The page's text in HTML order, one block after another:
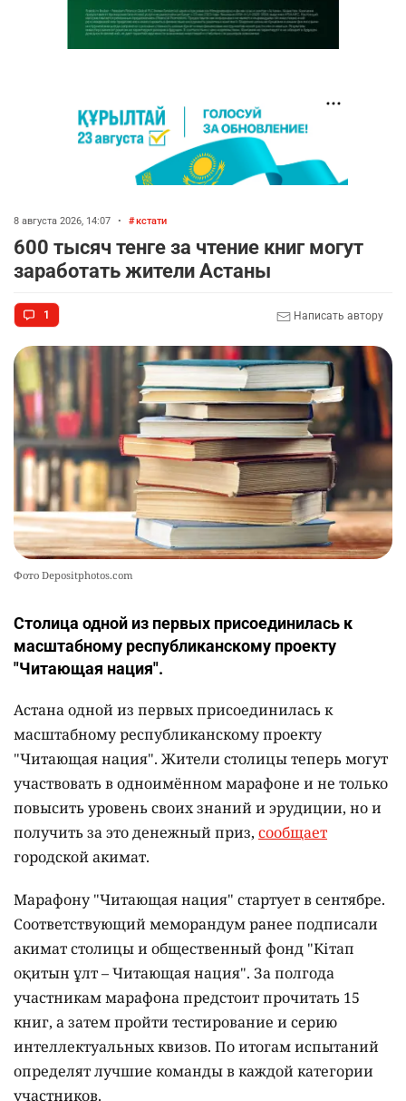
8 августа 2026, 14:07 • кстати
600 тысяч тенге за чтение книг могут
заработать жители Астаны
1 Написать автору
Фото Depositphotos.com
Столица одной из первых присоединилась к
масштабному республиканскому проекту
"Читающая нация".
Астана одной из первых присоединилась к
масштабному республиканскому проекту
"Читающая нация". Жители столицы теперь могут
участвовать в одноимённом марафоне и не только
повысить уровень своих знаний и эрудиции, но и
получить за это денежный приз, сообщает
городской акимат.
Марафону "Читающая нация" стартует в сентябре.
Соответствующий меморандум ранее подписали
акимат столицы и общественный фонд "Кітап
оқитын ұлт – Читающая нация". За полгода
участникам марафона предстоит прочитать 15
книг, а затем пройти тестирование и серию
интеллектуальных квизов. По итогам испытаний
определят лучшие команды в каждой категории
участников.